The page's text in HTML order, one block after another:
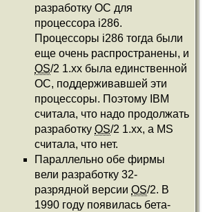
разработку ОС для
процессора i286.
Процессоры i286 тогда были
еще очень распространены, и
OS/2 1.xx была единственной
ОС, поддерживавшей эти
процессоры. Поэтому IBM
считала, что надо продолжать
разработку OS/2 1.xx, а MS
считала, что нет.
Параллельно обе фирмы
вели разработку 32-
разрядной версии OS/2. В
1990 году появилась бета-